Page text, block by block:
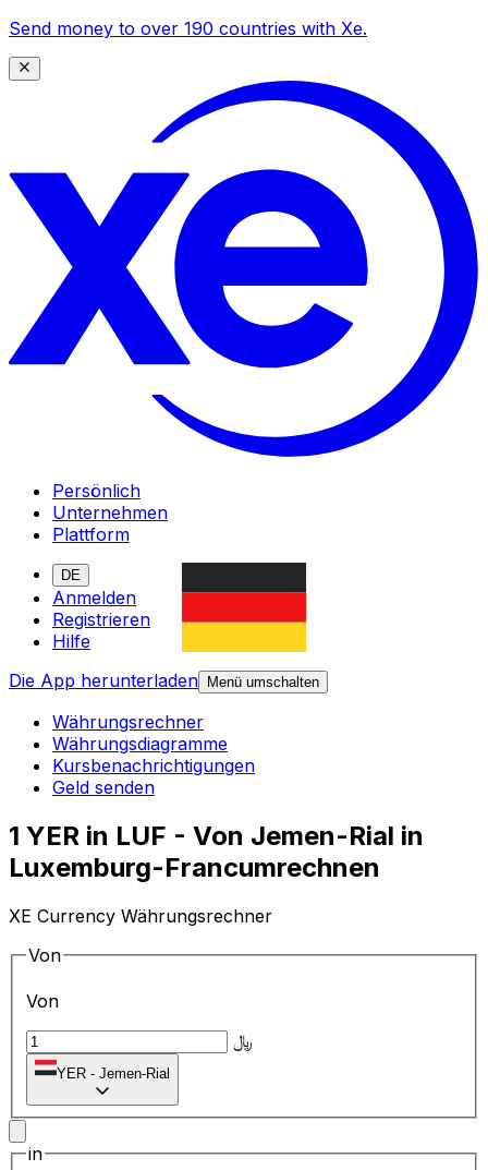
Send money to over 190 countries with Xe.
Persönlich
Unternehmen
Plattform
DE
Anmelden
Registrieren
Hilfe
Die App herunterladen
Menü umschalten
Währungsrechner
Währungsdiagramme
Kursbenachrichtigungen
Geld senden
1 YER in LUF - Von Jemen-Rial in
Luxemburg-Francumrechnen
XE Currency Währungsrechner
Von
Von
﷼
YER - Jemen-Rial
in